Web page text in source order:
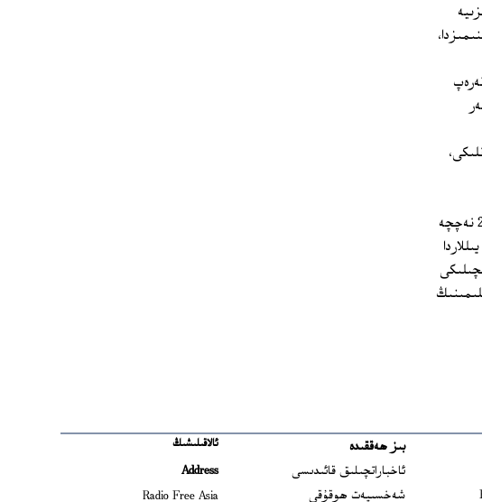
ھۆرمەتلىك رادىئو ئاڭلىغۇچىلار، تور ئارخىپلىرىدا كۆرسىتىلىشىچە، رېژىسسور مۇختەر بۇغرا يېقىنقى 20 نەچچە
سىن فىلىمىنىڭ
Opens in new window
Opens in new window
بىز ھەققىدە
ئاخباراتچىلىق قائىدىسى
شەخسىيەت ھوقۇقى
ئالاقىلىشىڭ
Address
Radio Free Asia